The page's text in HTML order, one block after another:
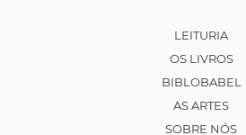
LEITURIA
OS LIVROS
BIBLOBABEL
AS ARTES
SOBRE NÓS